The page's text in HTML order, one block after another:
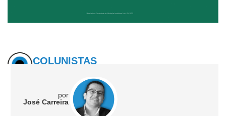
COLUNISTAS
por
José Carreira